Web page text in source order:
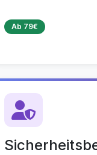
Ab 79€